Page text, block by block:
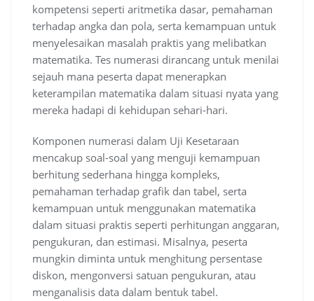
kompetensi seperti aritmetika dasar, pemahaman
terhadap angka dan pola, serta kemampuan untuk
menyelesaikan masalah praktis yang melibatkan
matematika. Tes numerasi dirancang untuk menilai
sejauh mana peserta dapat menerapkan
keterampilan matematika dalam situasi nyata yang
mereka hadapi di kehidupan sehari-hari.
Komponen numerasi dalam Uji Kesetaraan
mencakup soal-soal yang menguji kemampuan
berhitung sederhana hingga kompleks,
pemahaman terhadap grafik dan tabel, serta
kemampuan untuk menggunakan matematika
dalam situasi praktis seperti perhitungan anggaran,
pengukuran, dan estimasi. Misalnya, peserta
mungkin diminta untuk menghitung persentase
diskon, mengonversi satuan pengukuran, atau
menganalisis data dalam bentuk tabel.